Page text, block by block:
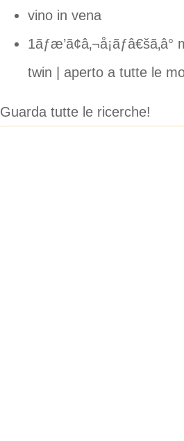
vino in vena
twin | aperto a tutte le
Guarda tutte le ricerche!